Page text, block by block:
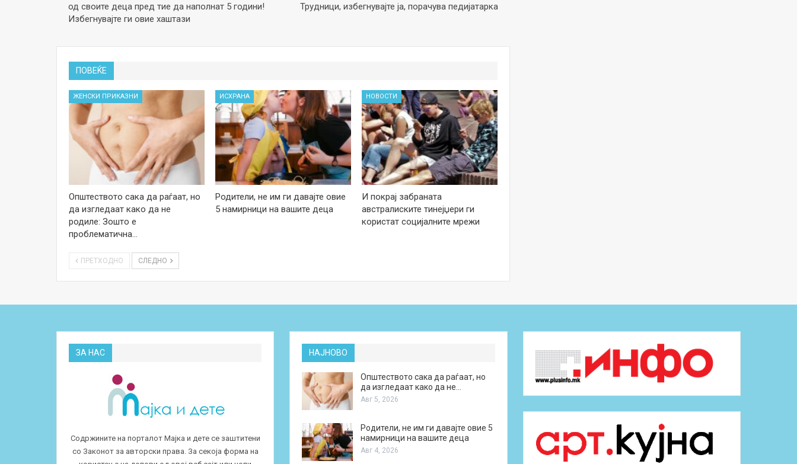
од своите деца пред тие да наполнат 5 години!
Избегнувајте ги овие хаштази
Трудници, избегнувајте ја, порачува педијатарка
ПОВЕЌЕ
ЖЕНСКИ ПРИКАЗНИ
Општеството сака да раѓаат, но
да изгледаат како да не
родиле: Зошто е
проблематична…
ИСХРАНА
Родители, не им ги давајте овие
5 намирници на вашите деца
НОВОСТИ
И покрај забраната
австралиските тинејџери ги
користат социјалните мрежи
ПРЕТХОДНО СЛЕДНО
ЗА НАС
Содржините на порталот Мајка и дете се заштитени
со Законот за авторски права. За секоја форма на
НАЈНОВО
Општеството сака да раѓаат, но
да изгледаат како да не…
Авг 5, 2026
Родители, не им ги давајте овие 5
намирници на вашите деца
Авг 4, 2026